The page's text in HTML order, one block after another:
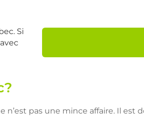
Si
pas une mince affaire. Il est